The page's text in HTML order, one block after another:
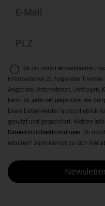
Ich bin damit einverstanden,
Informationen zu folgenden Themen
Angebote, Unternehmen, Umfragen,
kann ich jederzeit gegenüber der
Deine Daten werden ausschließlich
genutzt und gespeichert. Weitere
Datenschutzbestimmungen . Du
erhalten? Dann kannst du dich hier